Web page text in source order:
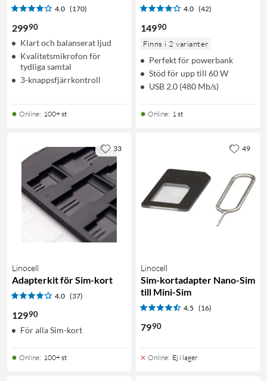
4.0 (170)
29990
Klart och balanserat ljud
Kvalitetsmikrofon för
tydliga samtal
3-knappsfjärrkontroll
Online: 100+ st
4.0 (42)
14990
Finns i 2 varianter
Perfekt för powerbank
Stöd för upp till 60 W
USB 2.0 (480 Mb/s)
Online: 1 st
Linocell
Adapterkit för Sim-kort
4.0 (37)
12990
För alla Sim-kort
Online: 100+ st
33
Linocell
Sim-kortadapter Nano-Sim
till Mini-Sim
4.5 (16)
7990
Online: Ej i lager
49